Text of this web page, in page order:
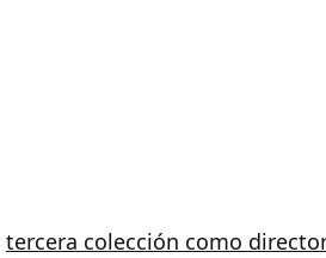
tercera colección como